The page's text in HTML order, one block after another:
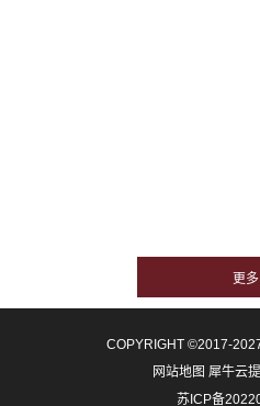
COPYRIGHT ©2017-
网站地图 犀牛云
苏ICP备